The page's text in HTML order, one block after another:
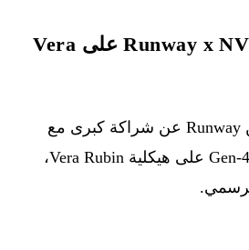
Runway x NVIDIA: Gen-4.5 على Vera
— تعلن Runway عن شراكة كبرى مع
NVIDIA لتشغيل Gen-4.5 على هيكلية Vera Rubin،